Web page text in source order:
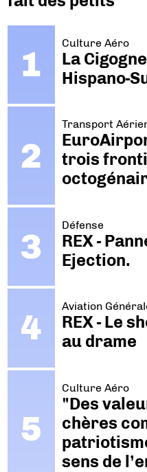
Culture Aéro
La
Hispano-
Transport
trois
Défense
REX -
Ejection.
Aviation
REX - Le
au drame
Culture Aéro
"Des
chères
sens de